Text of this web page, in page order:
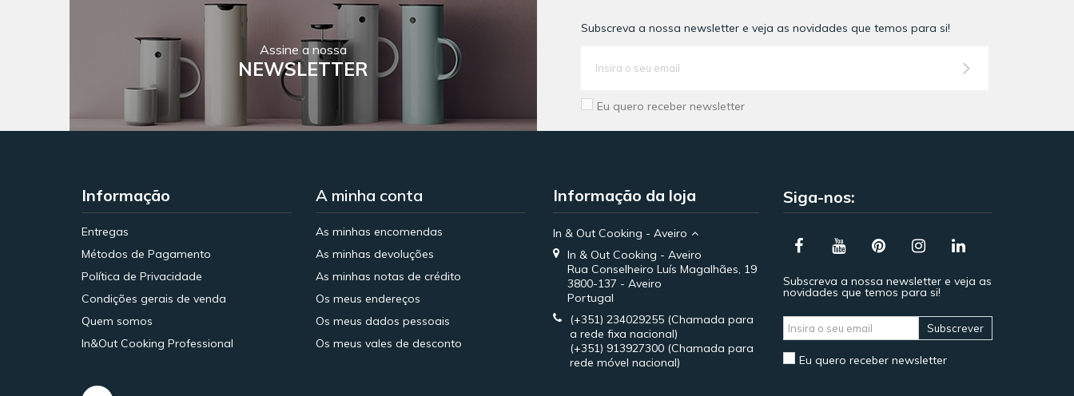
Assine a nossa
NEWSLETTER
Subscreva a nossa newsletter e veja as novidades que temos para si!
Eu quero receber newsletter
Informação
Entregas
Métodos de Pagamento
Política de Privacidade
Condições gerais de venda
Quem somos
In&Out Cooking Professional
A minha conta
As minhas encomendas
As minhas devoluções
As minhas notas de crédito
Os meus endereços
Os meus dados pessoais
Os meus vales de desconto
Informação da loja
In & Out Cooking - Aveiro
In & Out Cooking - Aveiro
Rua Conselheiro Luís Magalhães, 19
3800-137 - Aveiro
Portugal
(+351) 234029255 (Chamada para
a rede fixa nacional)
(+351) 913927300 (Chamada para
rede móvel nacional)
Siga-nos:
Subscreva a nossa newsletter e veja as
novidades que temos para si!
Subscrever
Eu quero receber newsletter